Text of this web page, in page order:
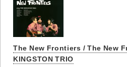
The New Frontiers / The New
KINGSTON TRIO